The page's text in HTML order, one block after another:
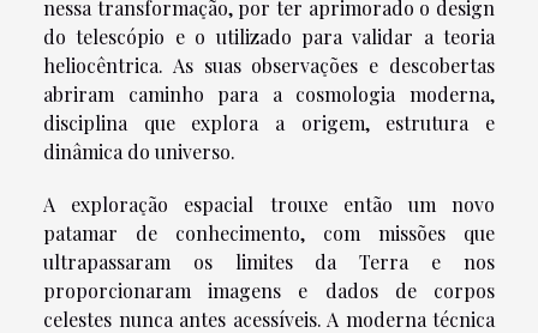
nessa transformação, por ter aprimorado o design
do telescópio e o utilizado para validar a teoria
heliocêntrica. As suas observações e descobertas
abriram caminho para a cosmologia moderna,
disciplina que explora a origem, estrutura e
dinâmica do universo.
A exploração espacial trouxe então um novo
patamar de conhecimento, com missões que
ultrapassaram os limites da Terra e nos
proporcionaram imagens e dados de corpos
celestes nunca antes acessíveis. A moderna técnica